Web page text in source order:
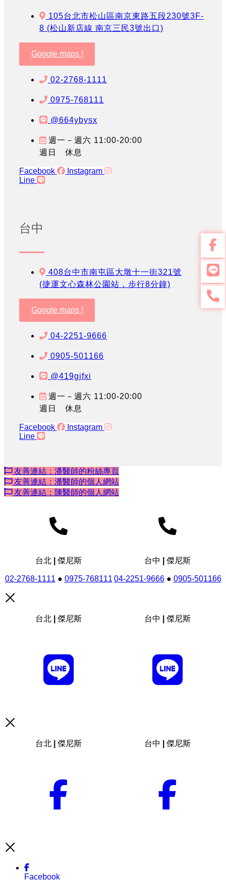
105台北市松山區南京東路五段230號3F-
8 (松山新店線 南京三民3號出口)
Google maps !
02-2768-1111
0975-768111
@664ybysx
週一－週六 11:00-20:00
週日 休息
Facebook
Instagram
Line
台中
408台中市南屯區大墩十一街321號
(捷運文心森林公園站，步行8分鐘)
Google maps !
04-2251-9666
0905-501166
@419gjfxi
週一－週六 11:00-20:00
週日 休息
Facebook
Instagram
Line
友善連結：潘醫師的粉絲專頁
友善連結：潘醫師的個人網站
友善連結：陳醫師的個人網站
台北 | 傑尼斯
02-2768-1111 ● 0975-768111
台中 | 傑尼斯
04-2251-9666● 0905-501166
台北 | 傑尼斯 台中 | 傑尼斯
台北 | 傑尼斯 台中 | 傑尼斯
Facebook